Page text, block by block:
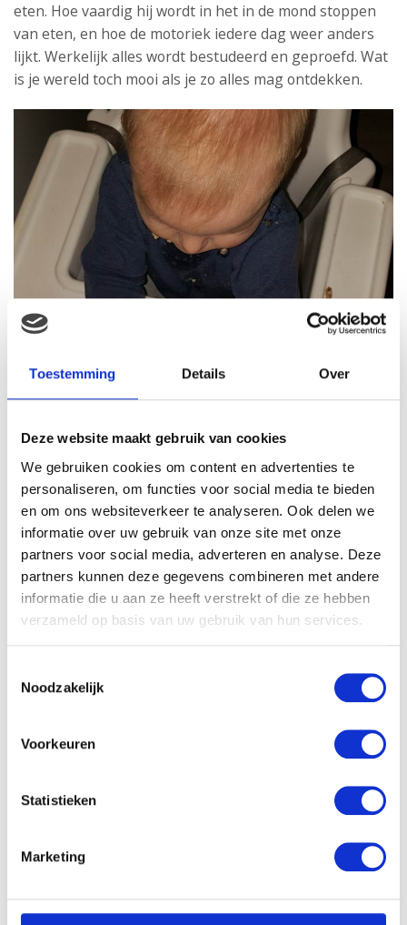
Toestemming Details Over
Deze website maakt gebruik van cookies
We gebruiken cookies om content en advertenties te
personaliseren, om functies voor social media te bieden
en om ons websiteverkeer te analyseren. Ook delen we
informatie over uw gebruik van onze site met onze
partners voor social media, adverteren en analyse. Deze
partners kunnen deze gegevens combineren met andere
informatie die u aan ze heeft verstrekt of die ze hebben
verzameld op basis van uw gebruik van hun services.
Noodzakelijk
Voorkeuren
Statistieken
Marketing
eten. Hoe vaardig hij wordt in het in de mond stoppen
van eten, en hoe de motoriek iedere dag weer anders
lijkt. Werkelijk alles wordt bestudeerd en geproefd. Wat
is je wereld toch mooi als je zo alles mag ontdekken.
Het is alleen zo jammer dat het babytje langzaam
verdwijnt voor een kleine dreumes. Met zijn pogingen
tot staan en kruipen gaat de tijd heel hard voorbij.
Misschien toch iets minder eten geven, zodat de
energie uit blijft om druk de grove motoriek te oefenen.
Jeetje wat gaat die tijd snel voorbij. 7 maanden zijn we